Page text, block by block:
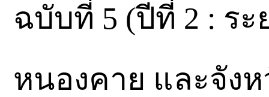
ฉบับที่ 5 (ปีที่ 2 : ร
หนองคาย และจัง